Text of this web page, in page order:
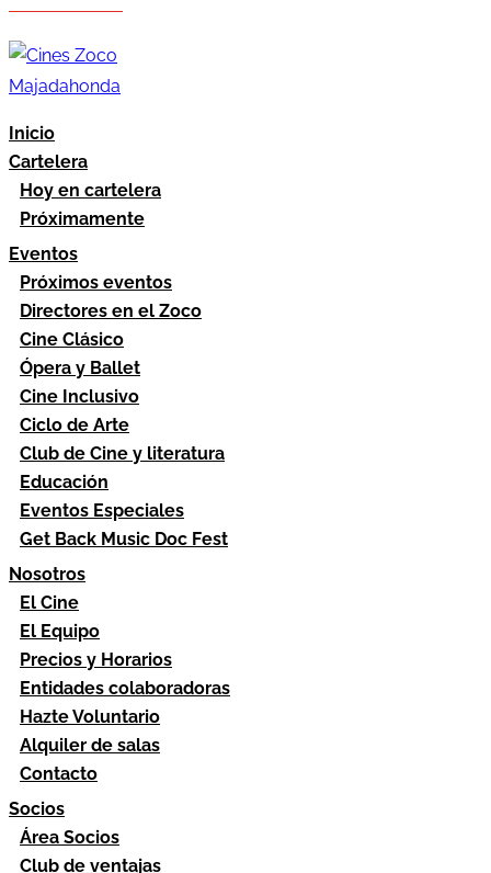
Inicio
Cartelera
Hoy en cartelera
Próximamente
Eventos
Próximos eventos
Directores en el Zoco
Cine Clásico
Ópera y Ballet
Cine Inclusivo
Ciclo de Arte
Club de Cine y literatura
Educación
Eventos Especiales
Get Back Music Doc Fest
Nosotros
El Cine
El Equipo
Precios y Horarios
Entidades colaboradoras
Hazte Voluntario
Alquiler de salas
Contacto
Socios
Área Socios
Club de ventajas